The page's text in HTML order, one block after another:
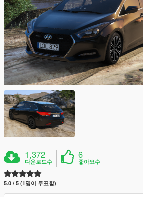
1,372
다운로드수
6
좋아요수
5.0 / 5 (1명이 투표함)